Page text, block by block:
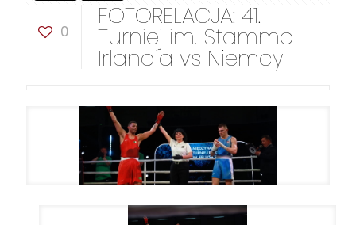
0
FOTORELACJA: 41.
Turniej im. Stamma
Irlandia vs Niemcy